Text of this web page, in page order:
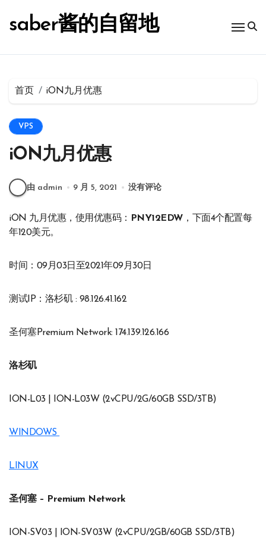
saber酱的自留地
首页 iON九月优惠
VPS
iON九月优惠
由 admin 9 月 5, 2021 没有评论
iON 九月优惠，使用优惠码： PNY12EDW，下面4个配置每
年120美元。
时间：09月03日至2021年09月30日
测试IP：洛杉矶 : 98.126.41.162
圣何塞Premium Network: 174.139.126.166
洛杉矶
ION-L03 | ION-L03W (2vCPU/2G/60GB SSD/3TB)
WINDOWS
LINUX
圣何塞 – Premium Network
ION-SV03 | ION-SV03W (2vCPU/2GB/60GB SSD/3TB)